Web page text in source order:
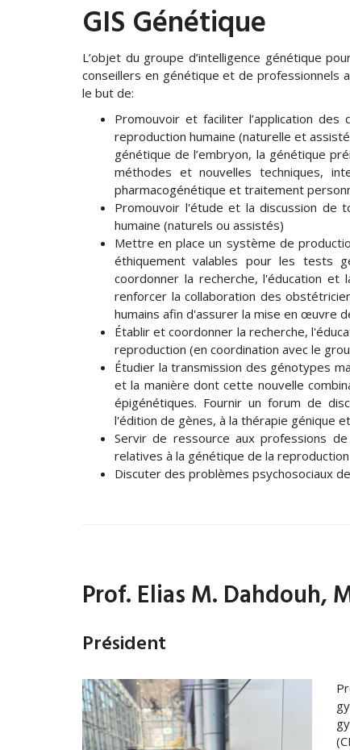
GIS Génétique
L’objet du groupe d’intelligence génétique
conseillers en génétique et de professionnels
le but de:
Promouvoir et faciliter l’application
reproduction humaine (naturelle et
génétique de l’embryon, la génétique
méthodes et nouvelles techniques,
pharmacogénétique et traitement
Promouvoir l'étude et la discussion de
humaine (naturels ou assistés)
Mettre en place un système de
éthiquement valables pour les tests
coordonner la recherche, l'éducation
renforcer la collaboration des
humains afin d'assurer la mise en œuvre
Établir et coordonner la recherche,
reproduction (en coordination avec le
Étudier la transmission des génotypes
et la manière dont cette nouvelle
épigénétiques. Fournir un forum de
l'édition de gènes, à la thérapie génique
Servir de ressource aux professions
relatives à la génétique de la reproduction
Discuter des problèmes psychosociaux
Prof. Elias M. Dahdouh,
Président